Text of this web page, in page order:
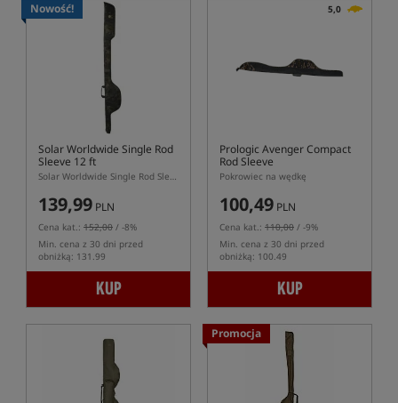
Nowość!
Solar Worldwide Single Rod
Sleeve 12 ft
Solar Worldwide Single Rod Sleeve 12 ft – pokrowiec na jedną wędkę karpiową 12 ft
139,99 PLN
Cena kat.: 152,00 / -8%
Min. cena z 30 dni przed
obniżką: 131.99
KUP
5,0
Prologic Avenger Compact
Rod Sleeve
Pokrowiec na wędkę
100,49 PLN
Cena kat.: 110,00 / -9%
Min. cena z 30 dni przed
obniżką: 100.49
KUP
Promocja